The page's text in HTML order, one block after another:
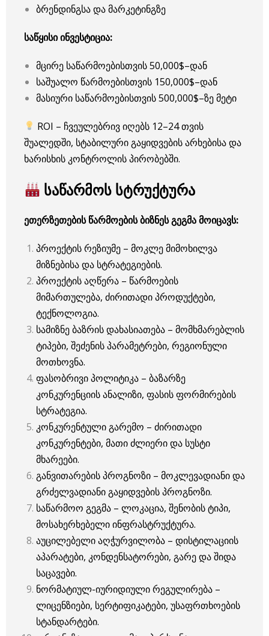
ბრენდინგსა და მარკეტინგზე
საწყისი ინვესტიცია:
მცირე საწარმოებისთვის 50,000$–დან
საშუალო წარმოებისთვის 150,000$–დან
მასიური საწარმოებისთვის 500,000$–ზე მეტი
ROI – ჩვეულებრივ იღებს 12–24 თვის
შუალედში, სტაბილური გაყიდვების არხებისა და
ხარისხის კონტროლის პირობებში.
საწარმოს სტრუქტურა
ეთერზეთების წარმოების ბიზნეს გეგმა მოიცავს:
პროექტის რეზიუმე – მოკლე მიმოხილვა
მიზნებისა და სტრატეგიების.
პროექტის აღწერა – წარმოების
მიმართულება, ძირითადი პროდუქტები,
ტექნოლოგია.
სამიზნე ბაზრის დახასიათება – მომხმარებლის
ტიპები, შეძენის პარამეტრები, რეგიონული
მოთხოვნა.
ფასობრივი პოლიტიკა – ბაზარზე
კონკურენციის ანალიზი, ფასის ფორმირების
სტრატეგია.
კონკურენტული გარემო – ძირითადი
კონკურენტები, მათი ძლიერი და სუსტი
მხარეები.
განვითარების პროგნოზი – მოკლევადიანი და
გრძელვადიანი გაყიდვების პროგნოზი.
საწარმოო გეგმა – ლოკაცია, შენობის ტიპი,
მოსახერხებელი ინფრასტრუქტურა.
აუცილებელი აღჭურვილობა – დისტილაციის
აპარატები, კონდენსატორები, გარე და შიდა
საცავები.
ნორმატიულ-იურიდიული რეგულირება –
ლიცენზიები, სერტიფიკატები, უსაფრთხოების
სტანდარტები.